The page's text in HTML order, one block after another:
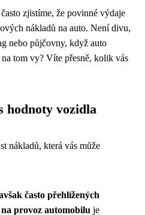
zjistíme, že povinné výdaje
nákladů na auto. Není divu,
nebo půjčovny, když auto
tom vy? Víte přesně, kolik vás
hodnoty vozidla
nákladů, která vás může
často přehlížených
provoz automobilu je